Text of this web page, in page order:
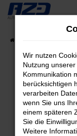
Zum
springen
FEHLER:
Beim Laden ist
Hier sind ein
Wir nutzen
Nutzung
Kommunikation
berücksichtigen
verarbeiten
wenn Sie uns
einem späteren
Sie die
Weitere